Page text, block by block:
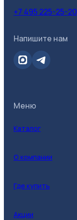
+7 495 225-25-20
Напишите нам
Меню
Каталог
О компании
Где купить
Акции